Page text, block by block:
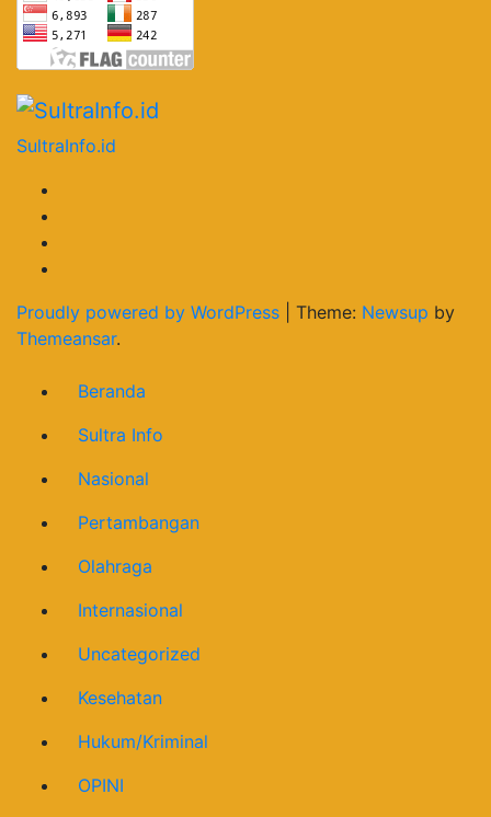
SultraInfo.id
Proudly powered by WordPress Theme: Newsup by
Themeansar.
Beranda
Sultra Info
Nasional
Pertambangan
Olahraga
Internasional
Uncategorized
Kesehatan
Hukum/Kriminal
OPINI